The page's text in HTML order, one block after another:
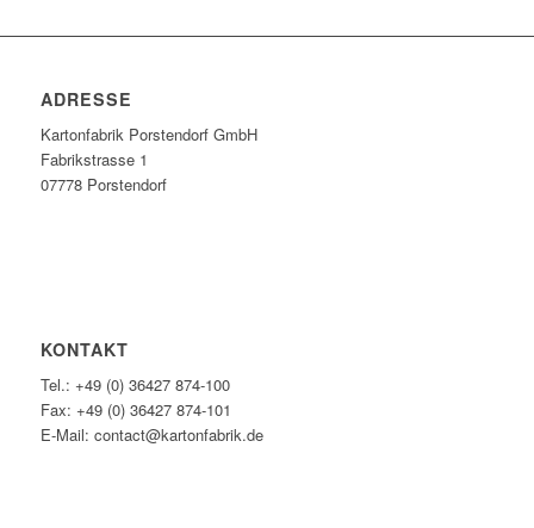
ADRESSE
Kartonfabrik Porstendorf GmbH
Fabrikstrasse 1
07778 Porstendorf
KONTAKT
Tel.: +49 (0) 36427 874-100
Fax: +49 (0) 36427 874-101
E-Mail: contact@kartonfabrik.de